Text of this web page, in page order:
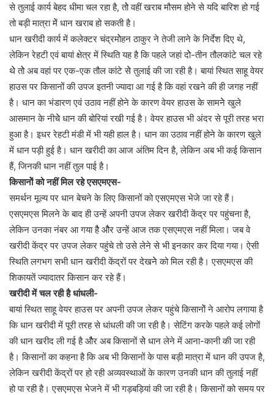
से तुलाई कार्य बेहद धीमा चल रहा है, तोे वहीं खराब मौसम होने से यदि बारिश हो गई
तो बड़ी मात्रा मेें धान खराब हो सकती है।
धान खरीदी कार्य में कलेक्टर चंद्रमोेहन ठाकुर ने तेजी लाने के निर्देश दिए थे,
लेकिन रेहटी एवं बायां क्षेत्र में स्थिति यह है कि पहले जहां दोे-तीन तौलकांटे चल रहे
थेे तोे अब वहां पर एक-एक तौल कांटे सेे तुलाई की जा रही है। बायां स्थित साहू वेयर
हाउस पर किसानों की उपज इतनी ज्यादा आ गई है कि वहां रखने की ही जगह नहीं
है। धान का भंडारण एवं उठाव नहीं होने के कारण वेयर हाउस के सामनेे खुले
आसमान के नीचेे धान की बोरियां रखी गई है। वेयर हाउस भी अंदर से पूरी तरह भरा
हुआ है। इधर रेहटी मंडी में भी यही हाल है। धान का उठाव नहीं होने के कारण खुले
में धान पड़ी हुई है। धान खरीदी का आज अंतिम दिन है, लेकिन अब भी कई किसान
हैं, जिनकी धान नहीं तुल पाई है।
किसानोें को नहीं मिल रहे एसएमएस-
समर्थन मूल्य पर धान बेचने के लिए किसानों को एसएमएस भेजे जा रहे हैं।
एसएमएस मिलने के बाद ही उन्हें अपनी उपज लेकर खरीदी केंद्र पर पहुंचना है,
लेकिन उनका नंबर आ गया हैै औैर उन्हें आज तक एसएमएस नहीं मिला। जब वे
खरीदी केंद्र पर उपज लेकर पहुंचे तो उसे लेने से भी इनकार कर दिया गया। ऐसी
स्थिति लगभग सभी धान खरीदी केंद्रों पर देखनेे को मिल रही है। एसएमएस की
शिकायतें ज्यादातर किसान कर रहे हैं।
खरीदी में चल रही है धांधली-
बायां स्थित साहू वेयर हाउस पर अपनी उपज लेकर पहुंचे किसानोें ने आरोप लगाया है
कि धान खरीदी में पूरी तरह से धांधली की जा रही है। सेटिंग करके पहले कई लोगों
की धान खरीद ली गई है औैर अब किसानों सेे धान लेने में आना-कानी की जा रही
है। किसानों का कहना है कि अब भी किसानों के पास बड़ी मात्रा में धान की उपज है,
लेकिन खरीदी केंद्रों पर हो रही अव्यवस्थाओं के कारण उनकी धान की तुलाई नहीं
हो पा रही है। एसएमएस भेजने में भी गड़बड़ियां की जा रही है। किसानों को समय पर